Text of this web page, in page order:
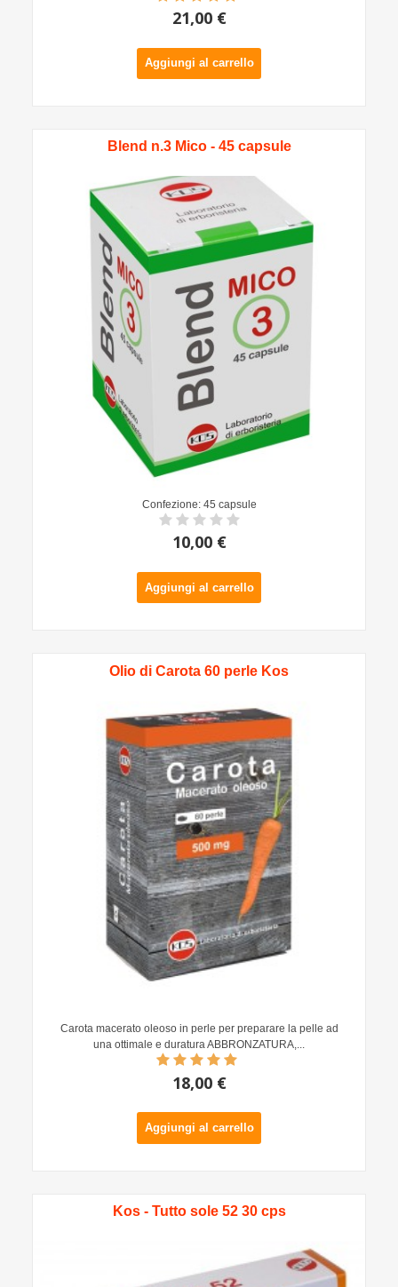
21,00 €
Aggiungi al carrello
Blend n.3 Mico - 45 capsule
Confezione: 45 capsule
10,00 €
Aggiungi al carrello
Olio di Carota 60 perle Kos
Carota macerato oleoso in perle per preparare la pelle ad
una ottimale e duratura ABBRONZATURA,...
18,00 €
Aggiungi al carrello
Kos - Tutto sole 52 30 cps